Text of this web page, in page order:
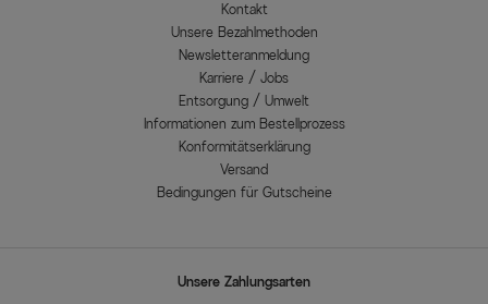
Kontakt
Unsere Bezahlmethoden
Newsletteranmeldung
Karriere / Jobs
Entsorgung / Umwelt
Informationen zum Bestellprozess
Konformitätserklärung
Versand
Bedingungen für Gutscheine
Unsere Zahlungsarten